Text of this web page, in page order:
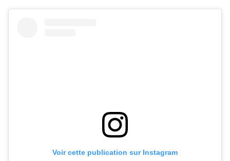
Voir cette publication sur Instagram